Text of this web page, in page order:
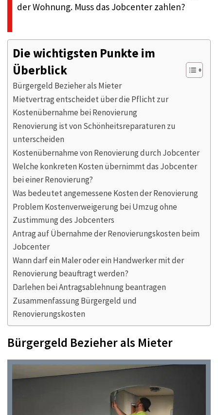
der Wohnung. Muss das Jobcenter zahlen?
Die wichtigsten Punkte im
Überblick
Bürgergeld Bezieher als Mieter
Mietvertrag entscheidet über die Pflicht zur
Kostenübernahme bei Renovierung
Renovierung ist von Schönheitsreparaturen zu
unterscheiden
Kostenübernahme von Renovierung durch Jobcenter
Welche konkreten Kosten übernimmt das Jobcenter
bei einer Renovierung?
Was bedeutet angemessene Kosten der Renovierung
Problem Kostenverweigerung bei Umzug ohne
Zustimmung des Jobcenters
Antrag auf Übernahme der Renovierungskosten beim
Jobcenter
Wann darf ein Maler oder ein Handwerker mit der
Renovierung beauftragt werden?
Darlehen bei Antragsablehnung beantragen
Zusammenfassung Bürgergeld und
Renovierungskosten
Bürgergeld Bezieher als Mieter